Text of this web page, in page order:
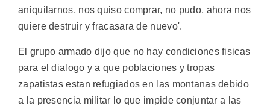
aniquilarnos, nos quiso comprar, no pudo, ahora nos
quiere destruir y fracasara de nuevo'.
El grupo armado dijo que no hay condiciones fisicas
para el dialogo y a que poblaciones y tropas
zapatistas estan refugiados en las montanas debido
a la presencia militar lo que impide conjuntar a las